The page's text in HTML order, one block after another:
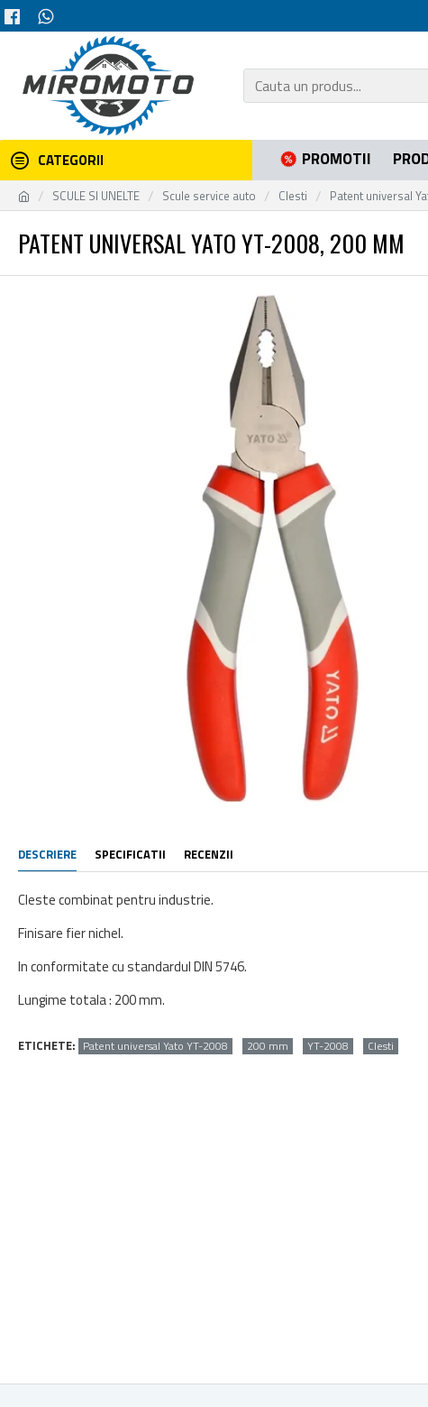
CATEGORII PROMOTII
SCULE SI UNELTE Scule service auto Clesti Patent universal
PATENT UNIVERSAL YATO YT-2008, 200 MM
DESCRIERE SPECIFICATII RECENZII
Cleste combinat pentru industrie.
Finisare fier nichel.
In conformitate cu standardul DIN 5746.
Lungime totala : 200 mm.
ETICHETE: Patent universal Yato YT-2008 200 mm YT-2008 Clesti